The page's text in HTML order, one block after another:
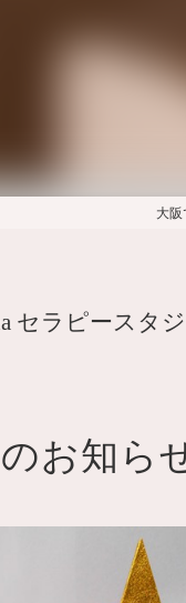
大
セラピースタジ
お知ら